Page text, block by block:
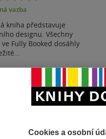
5 vazba
kniha představuje
designu. Všechny
Fully Booked dosáhly
do seznamu
Cookies a osobní